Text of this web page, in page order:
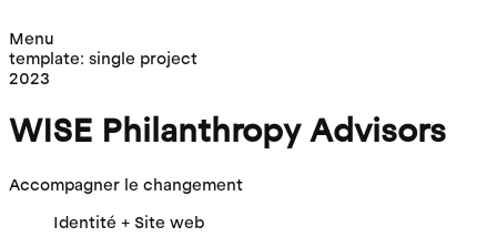
Menu
template: single project
2023
WISE Philanthropy Advisors
Accompagner le changement
Identité + Site web